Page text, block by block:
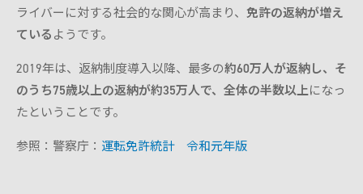
ライバーに対する社会的な関心が高まり、 免許の返納が増え
ている ようです。
2019年は、返納制度導入以降、最多の約60万人が返納し、そ
のうち75歳以上の返納が約35万人で、全体の半数以上になっ
たということです。
参照：警察庁： 運転免許統計 令和元年版